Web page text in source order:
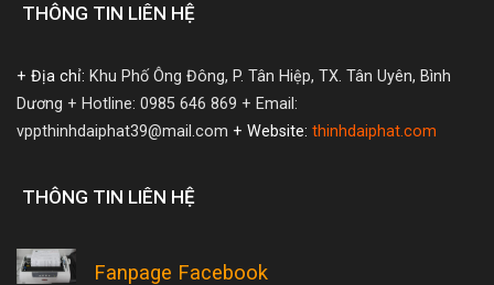
THÔNG TIN LIÊN HỆ
+ Địa chỉ: Khu Phố Ông Đông, P. Tân Hiệp, TX. Tân Uyên, Bình
Dương + Hotline: 0985 646 869 + Email:
vppthinhdaiphat39@mail.com + Website: thinhdaiphat.com
THÔNG TIN LIÊN HỆ
Fanpage Facebook